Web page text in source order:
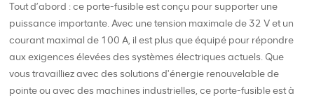
Tout d’abord : ce porte-fusible est conçu pour supporter une
puissance importante. Avec une tension maximale de 32 V et un
courant maximal de 100 A, il est plus que équipé pour répondre
aux exigences élevées des systèmes électriques actuels. Que
vous travailliez avec des solutions d'énergie renouvelable de
pointe ou avec des machines industrielles, ce porte-fusible est à